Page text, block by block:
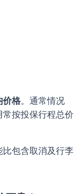
价格。通常情况
按投保行程总价
包含取消及行李